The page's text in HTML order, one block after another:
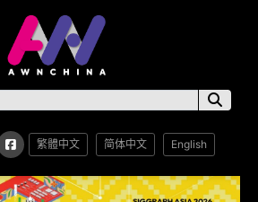
繁體中文 简体中文 English